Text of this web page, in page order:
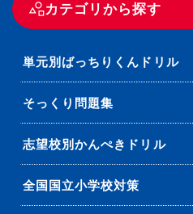
カテゴリから探す
単元別ばっちりくんドリル
そっくり問題集
志望校別かんぺきドリル
全国国立小学校対策